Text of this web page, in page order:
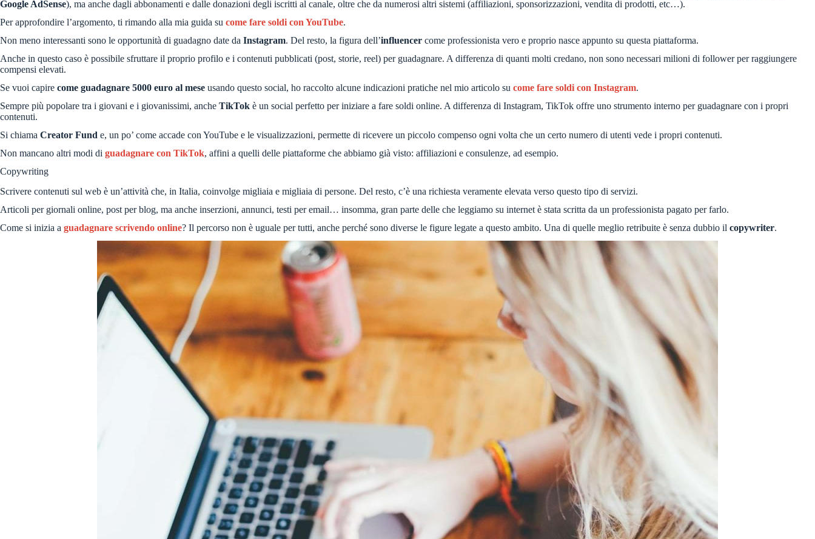
Google AdSense), ma anche dagli abbonamenti e dalle donazioni degli iscritti al canale, oltre che da numerosi altri sistemi (affiliazioni, sponsorizzazioni, vendita di prodotti, etc…).
Per approfondire l’argomento, ti rimando alla mia guida su come fare soldi con YouTube.
Non meno interessanti sono le opportunità di guadagno date da Instagram. Del resto, la figura dell’influencer come professionista vero e proprio nasce appunto su questa piattaforma.
Anche in questo caso è possibile sfruttare il proprio profilo e i contenuti pubblicati (post, storie, reel) per guadagnare. A differenza di quanti molti credano, non sono necessari milioni di follower per raggiungere
compensi elevati.
Se vuoi capire come guadagnare 5000 euro al mese usando questo social, ho raccolto alcune indicazioni pratiche nel mio articolo su come fare soldi con Instagram.
Sempre più popolare tra i giovani e i giovanissimi, anche TikTok è un social perfetto per iniziare a fare soldi online. A differenza di Instagram, TikTok offre uno strumento interno per guadagnare con i propri
contenuti.
Si chiama Creator Fund e, un po’ come accade con YouTube e le visualizzazioni, permette di ricevere un piccolo compenso ogni volta che un certo numero di utenti vede i propri contenuti.
Non mancano altri modi di guadagnare con TikTok, affini a quelli delle piattaforme che abbiamo già visto: affiliazioni e consulenze, ad esempio.
Copywriting
Scrivere contenuti sul web è un’attività che, in Italia, coinvolge migliaia e migliaia di persone. Del resto, c’è una richiesta veramente elevata verso questo tipo di servizi.
Articoli per giornali online, post per blog, ma anche inserzioni, annunci, testi per email… insomma, gran parte delle che leggiamo su internet è stata scritta da un professionista pagato per farlo.
Come si inizia a guadagnare scrivendo online? Il percorso non è uguale per tutti, anche perché sono diverse le figure legate a questo ambito. Una di quelle meglio retribuite è senza dubbio il copywriter.